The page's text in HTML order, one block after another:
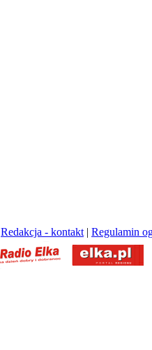
Redakcja - kontakt | Regulamin